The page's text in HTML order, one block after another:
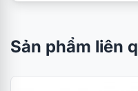
phong cách hiện đại,
Sản phẩm liên